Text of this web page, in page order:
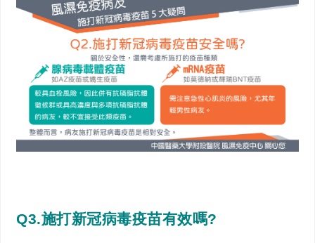
Q3.施打新冠病毒疫苗有效嗎?